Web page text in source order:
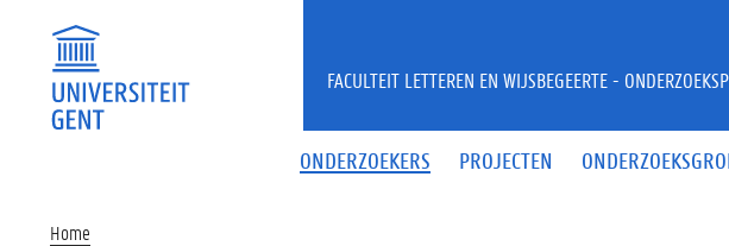
ONDERZOEKERS PROJECTEN
FACULTEIT LETTEREN EN WIJSBEGEERTE -
Home